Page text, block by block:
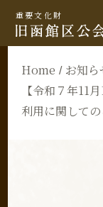
重要文化財
Home
お知ら
【令和７年11
利用に関して